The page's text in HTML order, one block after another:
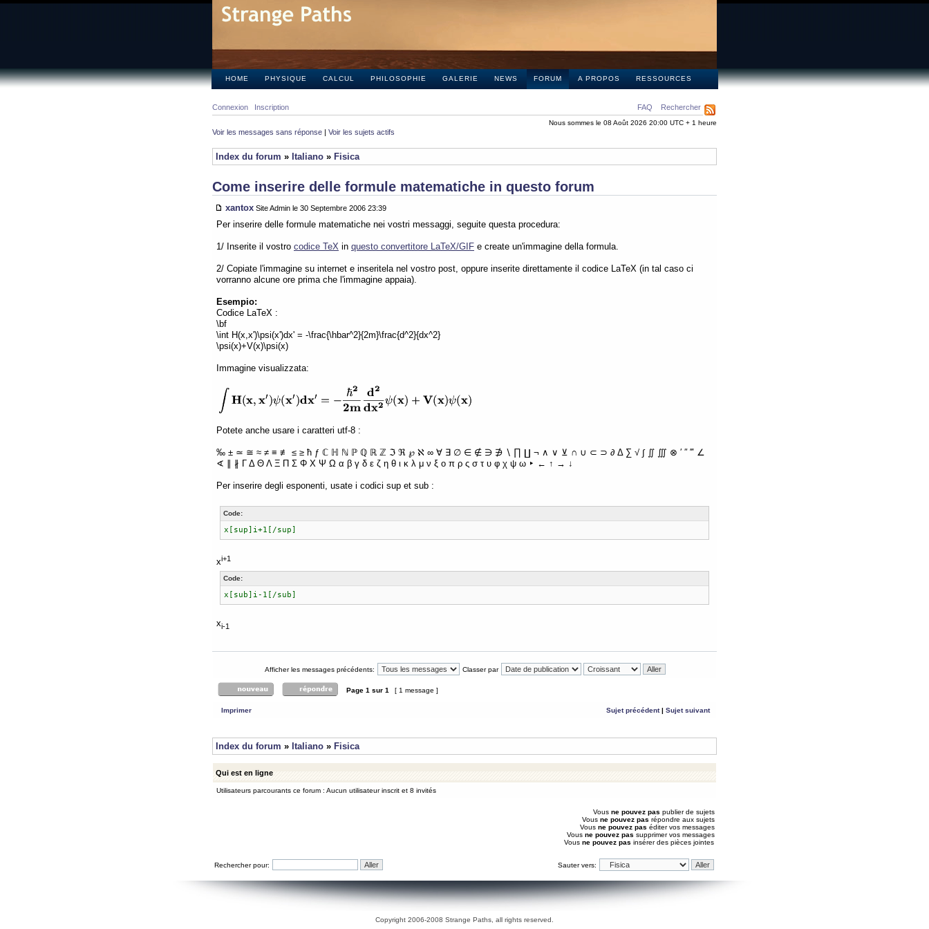
HOME PHYSIQUE CALCUL PHILOSOPHIE GALERIE NEWS FORUM A PROPOS RESSOURCES
FAQ Rechercher
Connexion Inscription
Nous sommes le 08 Août 2026 20:00 UTC + 1 heure
Voir les messages sans réponse | Voir les sujets actifs
Index du forum » Italiano » Fisica
Come inserire delle formule matematiche in questo forum
xantox Site Admin le 30 Septembre 2006 23:39
Per inserire delle formule matematiche nei vostri messaggi, seguite questa procedura:
1/ Inserite il vostro codice TeX in questo convertitore LaTeX/GIF e create un'immagine della formula.
2/ Copiate l'immagine su internet e inseritela nel vostro post, oppure inserite direttamente il codice LaTeX (in tal caso ci
vorranno alcune ore prima che l'immagine appaia).
Esempio:
Codice LaTeX :
\bf
\int H(x,x')\psi(x')dx' = -\frac{\hbar^2}{2m}\frac{d^2}{dx^2}
\psi(x)+V(x)\psi(x)
Immagine visualizzata:
Potete anche usare i caratteri utf-8 :
‰ ± ≃ ≅ ≈ ≠ ≡ ≢ ≤ ≥ ħ ƒ ℂ ℍ ℕ ℙ ℚ ℝ ℤ ℑ ℜ ℘ ℵ ∞ ∀ ∃ ∅ ∈ ∉ ∋ ∌ ∖ ∏ ∐ ¬ ∧ ∨ ⊻ ∩ ∪ ⊂ ⊃ ∂ Δ ∑ √ ∫ ∬ ∭ ⊗ ′ ″ ‴ ∠
∢ ∥ ∦ Γ Δ Θ Λ Ξ Π Σ Φ Χ Ψ Ω α β γ δ ε ζ η θ ι κ λ μ ν ξ ο π ρ ς σ τ υ φ χ ψ ω ‣ ← ↑ → ↓
Per inserire degli esponenti, usate i codici sup et sub :
Code:
x[sup]i+1[/sup]
xi+1
Code:
x[sub]i-1[/sub]
xi-1
Afficher les messages précédents: Classer par
Page 1 sur 1 [ 1 message ]
Imprimer Sujet précédent| Sujet suivant
Index du forum » Italiano » Fisica
Qui est en ligne
Utilisateurs parcourants ce forum : Aucun utilisateur inscrit et 8 invités
Vous ne pouvez pas publier de sujets
Vous ne pouvez pas répondre aux sujets
Vous ne pouvez pas éditer vos messages
Vous ne pouvez pas supprimer vos messages
Vous ne pouvez pas insérer des pièces jointes
Rechercher pour: Sauter vers:
Copyright 2006-2008 Strange Paths, all rights reserved.